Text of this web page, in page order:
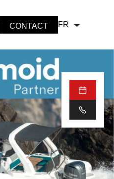
CONTACT FR